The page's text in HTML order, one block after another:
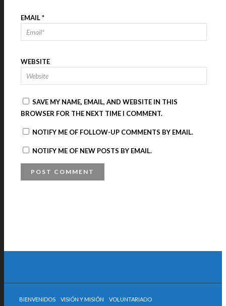
EMAIL*
WEBSITE
SAVE MY NAME, EMAIL, AND WEBSITE IN THIS
BROWSER FOR THE NEXT TIME I COMMENT.
NOTIFY ME OF FOLLOW-UP COMMENTS BY EMAIL.
NOTIFY ME OF NEW POSTS BY EMAIL.
BIENVENIDOS VISIÓN Y MISIÓN
VOLUNTARIADO